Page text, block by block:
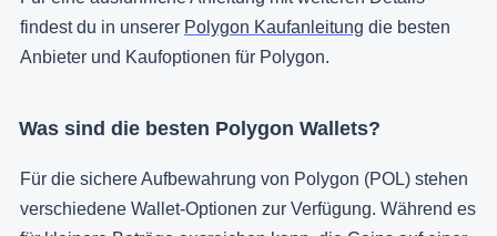
findest du in unserer Polygon Kaufanleitung die besten
Anbieter und Kaufoptionen für Polygon.
Was sind die besten Polygon Wallets?
Für die sichere Aufbewahrung von Polygon (POL) stehen
verschiedene Wallet-Optionen zur Verfügung. Während es